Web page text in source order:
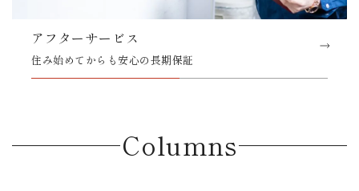
アフターサービス
住み始めてからも安心の長期保証
Columns